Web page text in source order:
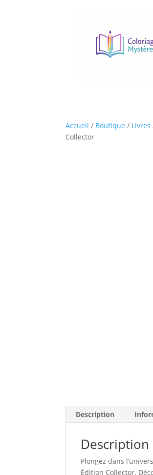
Accueil / Boutique / Livres
Collector
Description
Description
Plongez dans
Édition Collector.